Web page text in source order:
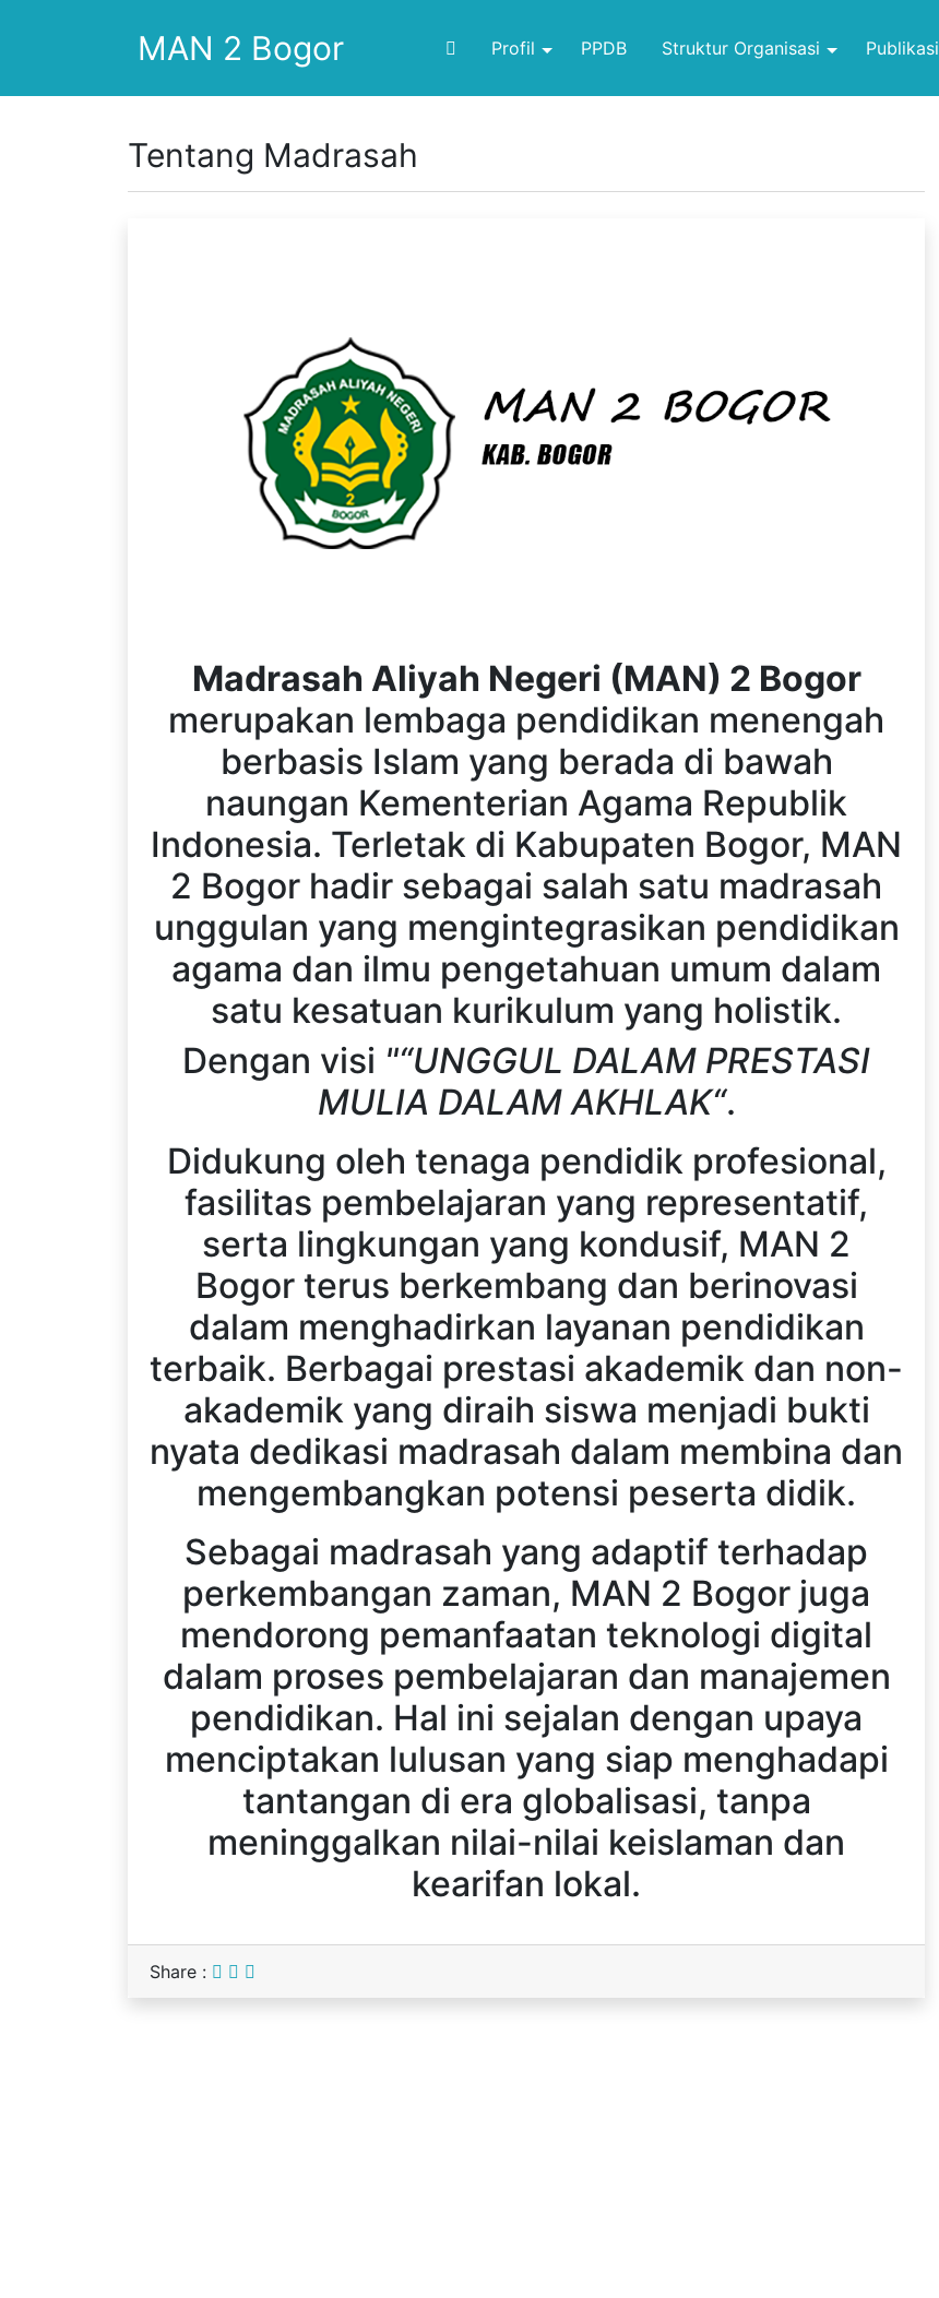
MAN 2 Bogor Profil PPDB Struktur Organisasi Publikasi
Tentang Madrasah
Madrasah Aliyah Negeri (MAN) 2 Bogor
merupakan lembaga pendidikan menengah
berbasis Islam yang berada di bawah
naungan Kementerian Agama Republik
Indonesia. Terletak di Kabupaten Bogor, MAN
2 Bogor hadir sebagai salah satu madrasah
unggulan yang mengintegrasikan pendidikan
agama dan ilmu pengetahuan umum dalam
satu kesatuan kurikulum yang holistik.
Dengan visi "“UNGGUL DALAM PRESTASI
MULIA DALAM AKHLAK“.
Didukung oleh tenaga pendidik profesional,
fasilitas pembelajaran yang representatif,
serta lingkungan yang kondusif, MAN 2
Bogor terus berkembang dan berinovasi
dalam menghadirkan layanan pendidikan
terbaik. Berbagai prestasi akademik dan non-
akademik yang diraih siswa menjadi bukti
nyata dedikasi madrasah dalam membina dan
mengembangkan potensi peserta didik.
Sebagai madrasah yang adaptif terhadap
perkembangan zaman, MAN 2 Bogor juga
mendorong pemanfaatan teknologi digital
dalam proses pembelajaran dan manajemen
pendidikan. Hal ini sejalan dengan upaya
menciptakan lulusan yang siap menghadapi
tantangan di era globalisasi, tanpa
meninggalkan nilai-nilai keislaman dan
kearifan lokal.
Share :